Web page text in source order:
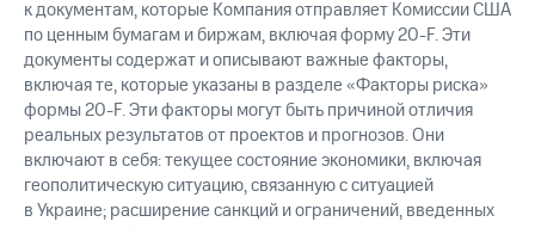
к документам, которые Компания отправляет Комиссии США
по ценным бумагам и биржам, включая форму 20-F. Эти
документы содержат и описывают важные факторы,
включая те, которые указаны в разделе «Факторы риска»
формы 20-F. Эти факторы могут быть причиной отличия
реальных результатов от проектов и прогнозов. Они
включают в себя: текущее состояние экономики, включая
геополитическую ситуацию, связанную с ситуацией
в Украине; расширение санкций и ограничений, введенных